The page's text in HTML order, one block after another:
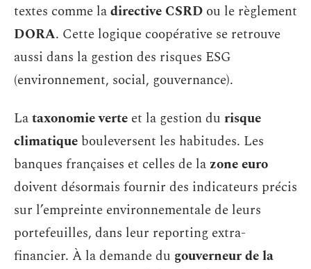
textes comme ladirective CSRD ou le règlement
DORA. Cette logique coopérative se retrouve
aussi dans la gestion des risques ESG
(environnement, social, gouvernance).
Lataxonomie verte et la gestion du risque
climatique bouleversent les habitudes. Les
banques françaises et celles de la zone euro
doivent désormais fournir des indicateurs précis
sur l’empreinte environnementale de leurs
portefeuilles, dans leur reporting extra-
financier. À la demande du gouverneur de la